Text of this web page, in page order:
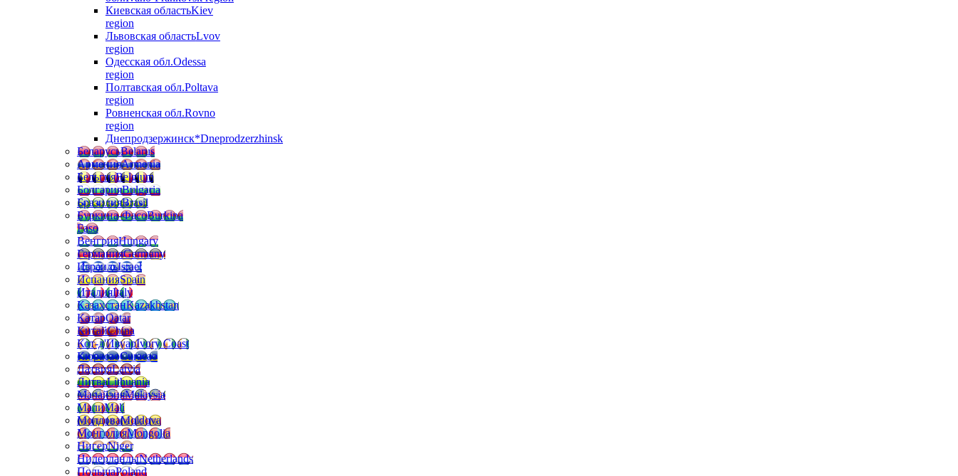
Киевская областьKiev
region
Львовская областьLvov
region
Одесская обл.Odessa
region
Полтавская обл.Poltava
region
Ровненская обл.Rovno
region
Днепродзержинск*Dneprodzerzhinsk
БеларусьBelarus
АрменияArmenia
БельгияBelgium
БолгарияBulgaria
БразилияBrasil
Буркина-ФасоBurkina
Faso
ВенгрияHungary
ГерманияGermany
ИзраильIsrael
ИспанияSpain
ИталияItaly
КазахстанKazakhstan
КатарQatar
КитайChina
Кот-д'ИвуарIvory Coast
КюрасаоCuracao
ЛатвияLatvia
ЛитваLithuania
МалайзияMalaysia
МалиMali
МолдоваMoldova
МонголияMongolia
НигерNiger
НидерландыNetherlands
ПольшаPoland